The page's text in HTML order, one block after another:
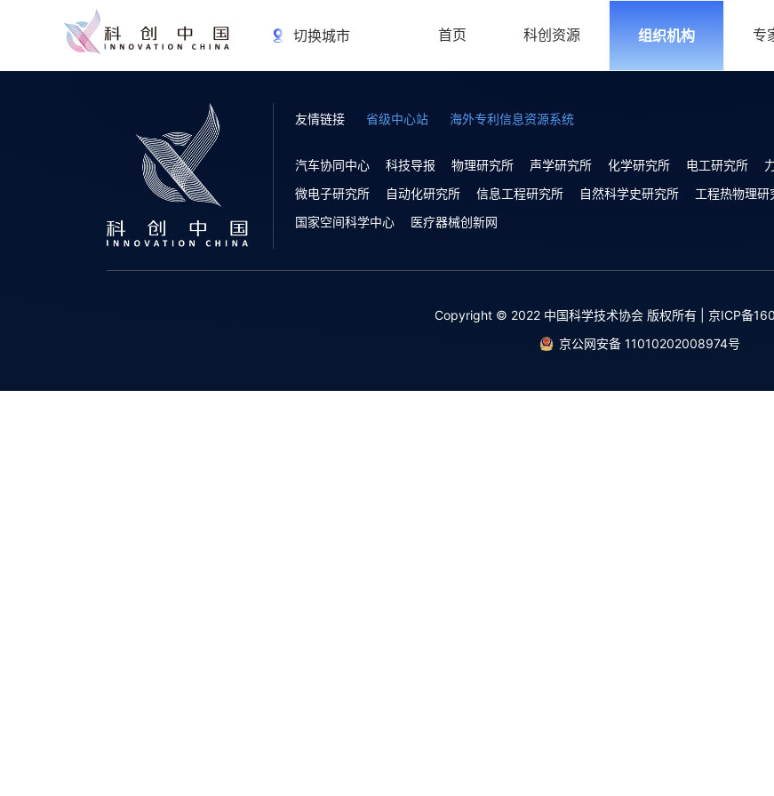
切换城市 首页 科创资源 组织机构 专
友情链接 省级中心站 海外专利信息资源系统
汽车协同中心 科技导报 物理研究所 声学研究所 化学研究所 电工研究所
微电子研究所
自动化研究所 信息工程研究所 自然科学史研究所
工程热物理研
国家空间科学中心
医疗器械创新网
Copyright © 2022 中国科学技术协会 版权所有 | 京ICP备
京公网安备 11010202008974号